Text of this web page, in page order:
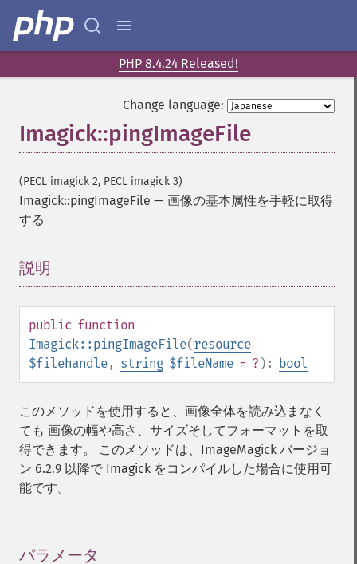
PHP 8.4.24 Released!
Change language:
Imagick::pingImageFile
(PECL imagick 2, PECL imagick 3)
Imagick::pingImageFile — 画像の基本属性を手軽に取得
する
説明
public function
Imagick::pingImageFile(resource
$filehandle, string $fileName = ? ): bool
このメソッドを使用すると、画像全体を読み込まなく
ても 画像の幅や高さ、サイズそしてフォーマットを取
得できます。 このメソッドは、ImageMagick バージョ
ン 6.2.9 以降で Imagick をコンパイルした場合に使用可
能です。
パラメータ
Imagick
adaptiveResizeImage
adaptiveSharpenImage
adaptiveThresholdImage
addImage
addNoiseImage
affineTransformImage
animateImages
annotateImage
appendImages
autoLevelImage
blackThresholdImage
blueShiftImage
blurImage
charcoalImage